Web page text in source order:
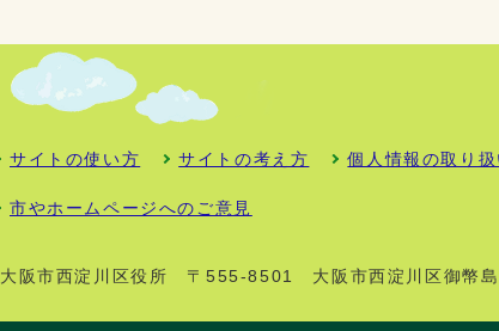
サイトの使い方 サイトの考え方 個人情報の取り扱
市やホームページへのご意見
大阪市西淀川区役所 〒555-8501 大阪市西淀川区御幣